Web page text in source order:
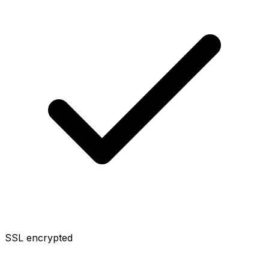
SSL encrypted